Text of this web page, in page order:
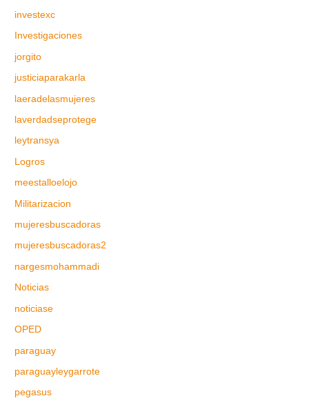
investexc
Investigaciones
jorgito
justiciaparakarla
laeradelasmujeres
laverdadseprotege
leytransya
Logros
meestalloelojo
Militarizacion
mujeresbuscadoras
mujeresbuscadoras2
nargesmohammadi
Noticias
noticiase
OPED
paraguay
paraguayleygarrote
pegasus